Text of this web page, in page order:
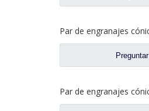
Preguntar